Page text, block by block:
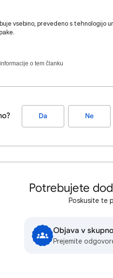
vsebino, prevedeno s
o tem članku
Da Ne
Potrebujete
Poskusite te
Objava v
Prejemite